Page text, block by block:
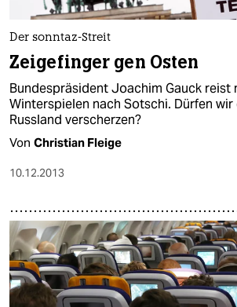
Der sonntaz-Streit
Zeigefinger gen Osten
Bundespräsident Joachim Gauck reist
Winterspielen nach Sotschi. Dürfen wir
Russland verscherzen?
Von Christian Fleige
10.12.2013